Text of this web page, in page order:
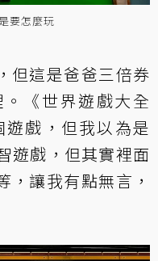
要怎麼玩
但這是爸爸三倍券
《世界遊戲大全
戲，但我以為是
遊戲，但其實裡面
，讓我有點無言，